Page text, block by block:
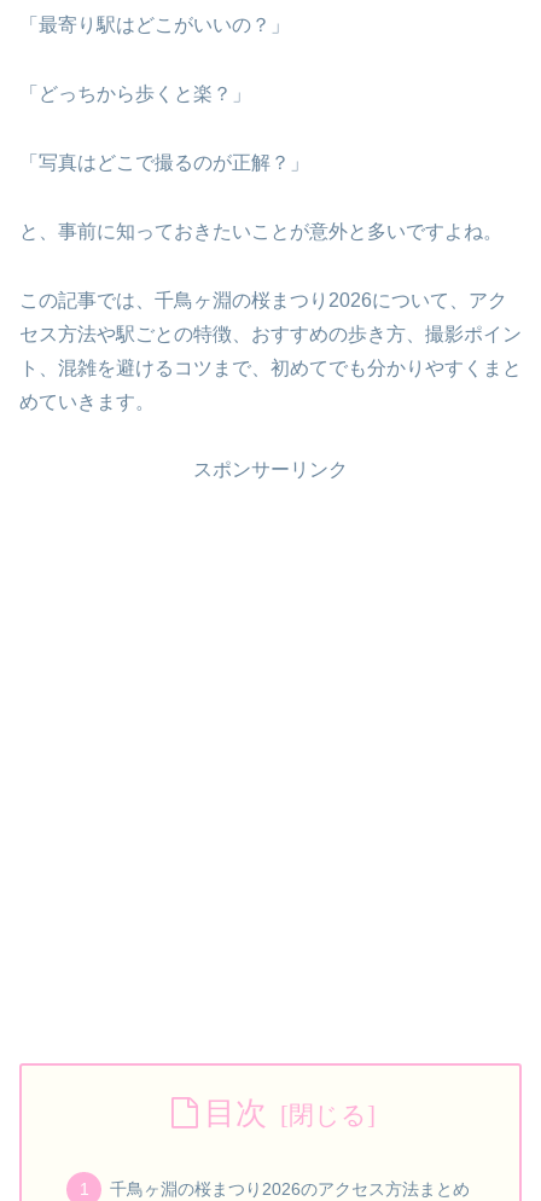
「最寄り駅はどこがいいの？」
「どっちから歩くと楽？」
「写真はどこで撮るのが正解？」
と、事前に知っておきたいことが意外と多いですよね。
この記事では、千鳥ヶ淵の桜まつり2026について、アク
セス方法や駅ごとの特徴、おすすめの歩き方、撮影ポイン
ト、混雑を避けるコツまで、初めてでも分かりやすくまと
めていきます。
スポンサーリンク
目次
千鳥ヶ淵の桜まつり2026のアクセス方法まとめ